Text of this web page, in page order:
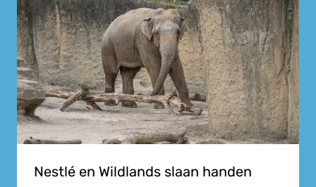
Nestlé en Wildlands slaan handen